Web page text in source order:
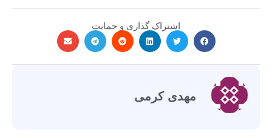
اشتراک گذاری و حمایت
مهدی کرمی